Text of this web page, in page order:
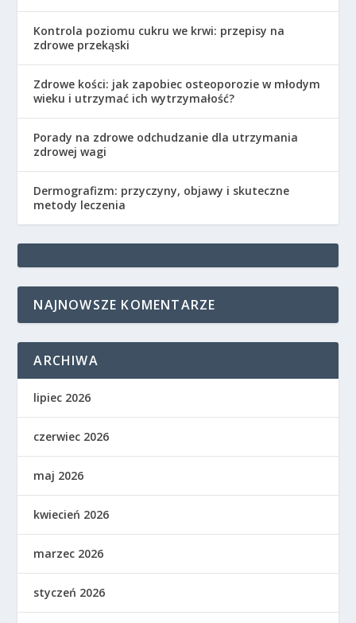
Kontrola poziomu cukru we krwi: przepisy na
zdrowe przekąski
Zdrowe kości: jak zapobiec osteoporozie w młodym
wieku i utrzymać ich wytrzymałość?
Porady na zdrowe odchudzanie dla utrzymania
zdrowej wagi
Dermografizm: przyczyny, objawy i skuteczne
metody leczenia
NAJNOWSZE KOMENTARZE
ARCHIWA
lipiec 2026
czerwiec 2026
maj 2026
kwiecień 2026
marzec 2026
styczeń 2026